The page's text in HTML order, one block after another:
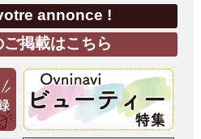
annonce !
掲載はこちら